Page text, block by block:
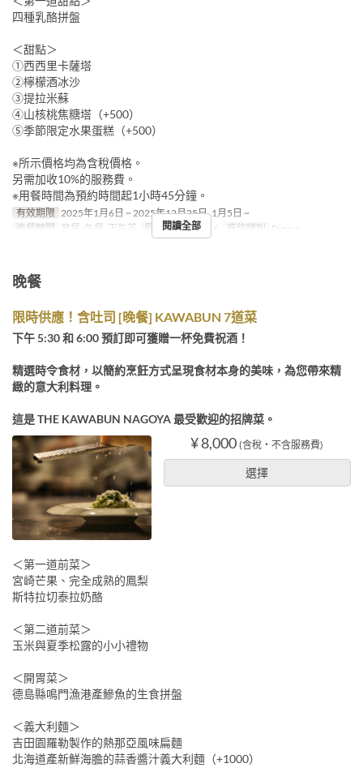
四種乳酪拼盤
＜甜點＞
①西西里卡薩塔
②檸檬酒冰沙
③提拉米蘇
④山核桃焦糖塔（+500）
⑤季節限定水果蛋糕（+500）
※所示價格均為含稅價格。
另需加收10%的服務費。
※用餐時間為預約時間起1小時45分鐘。
有效期限 2025年1月6日 ~ 2025年12月25日, 1月5日 ~
進餐時間
早餐, 午餐, 下午茶 最大下單數 2 ~ 6 座位類別 Dining
閱讀全部
晚餐
限時供應！含吐司 [晚餐] KAWABUN 7道菜
下午 5:30 和 6:00 預訂即可獲贈一杯免費祝酒！
精選時令食材，以簡約烹飪方式呈現食材本身的美味，為您帶來精
緻的意大利料理。
這是 THE KAWABUN NAGOYA 最受歡迎的招牌菜。
¥ 8,000 (含稅・不含服務費)
選擇
＜第一道前菜＞
宮崎芒果、完全成熟的鳳梨
斯特拉切泰拉奶酪
＜第二道前菜＞
玉米與夏季松露的小小禮物
＜開胃菜＞
德島縣鳴門漁港產鰺魚的生食拼盤
＜義大利麵＞
吉田園羅勒製作的熱那亞風味扁麵
北海道產新鮮海膽的蒜香醬汁義大利麵（+1000）